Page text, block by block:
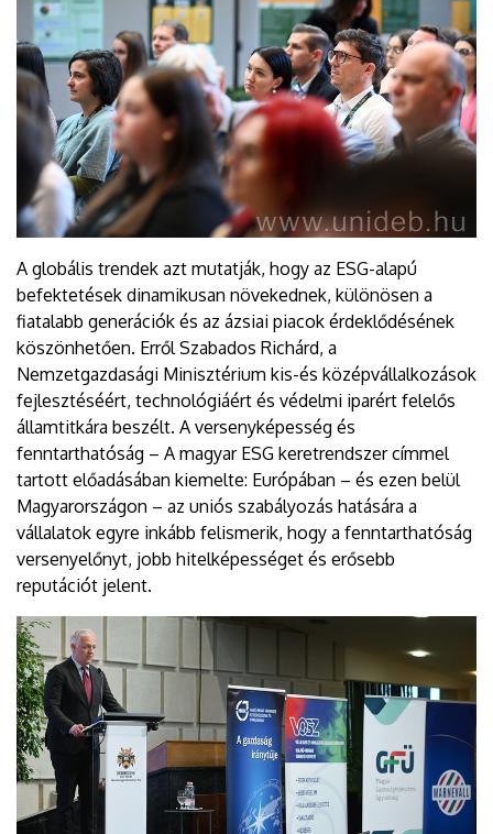
A globális trendek azt mutatják, hogy az ESG-alapú
befektetések dinamikusan növekednek, különösen a
fiatalabb generációk és az ázsiai piacok érdeklődésének
köszönhetően. Erről Szabados Richárd, a
Nemzetgazdasági Minisztérium kis-és középvállalkozások
fejlesztéséért, technológiáért és védelmi iparért felelős
államtitkára beszélt. A versenyképesség és
fenntarthatóság – A magyar ESG keretrendszer címmel
tartott előadásában kiemelte: Európában – és ezen belül
Magyarországon – az uniós szabályozás hatására a
vállalatok egyre inkább felismerik, hogy a fenntarthatóság
versenyelőnyt, jobb hitelképességet és erősebb
reputációt jelent.